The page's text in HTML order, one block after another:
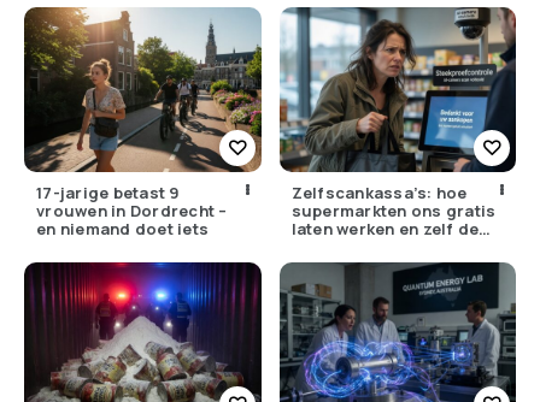
17-jarige betast 9
vrouwen in Dordrecht –
en niemand doet iets
Zelfscankassa’s: hoe
supermarkten ons gratis
laten werken en zelf de